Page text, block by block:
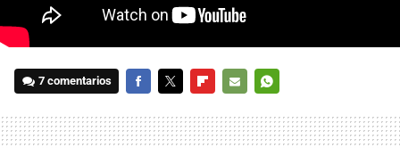
7 comentarios
MAIL